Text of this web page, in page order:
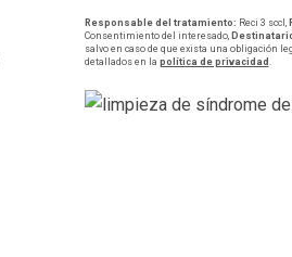
Responsable del tratamiento: Reci 3 sccl,
Consentimiento del interesado,
salvo en caso de que exista una obligación
detallados en la política de privacidad